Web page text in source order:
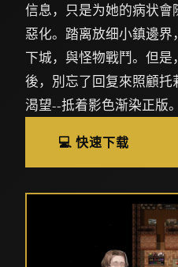
信息，只是为她的病状
惡化。踏离放细小鎮邊
下城，與怪物戰鬥。但
後，別忘了回复來照顧
渴望--抵着影色渐染正版。
💻 快速下载